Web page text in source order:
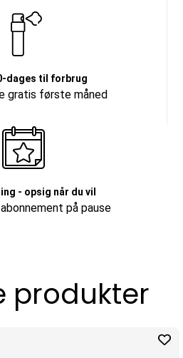
dages til forbrug
gratis første måned
- opsig når du vil
på pause
produkter